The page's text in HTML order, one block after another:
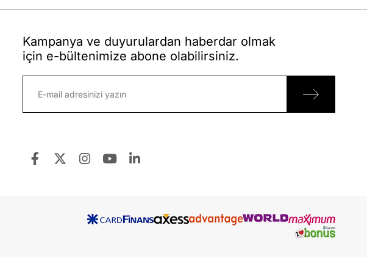
Kampanya ve duyurulardan haberdar olmak
için e-bültenimize abone olabilirsiniz.